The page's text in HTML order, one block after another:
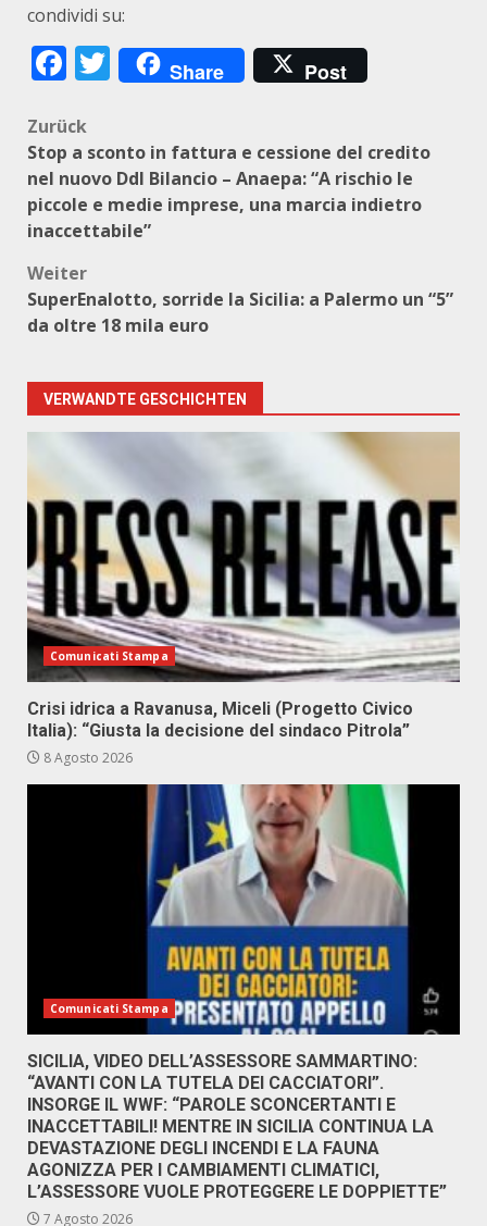
condividi su:
Facebook
Twitter
Share Post
Beitragsnavigation
Zurück
Stop a sconto in fattura e cessione del credito
nel nuovo Ddl Bilancio – Anaepa: “A rischio le
piccole e medie imprese, una marcia indietro
inaccettabile”
Weiter
SuperEnalotto, sorride la Sicilia: a Palermo un “5”
da oltre 18 mila euro
VERWANDTE GESCHICHTEN
Comunicati Stampa
Crisi idrica a Ravanusa, Miceli (Progetto Civico
Italia): “Giusta la decisione del sindaco Pitrola”
8 Agosto 2026
Comunicati Stampa
SICILIA, VIDEO DELL’ASSESSORE SAMMARTINO:
“AVANTI CON LA TUTELA DEI CACCIATORI”.
INSORGE IL WWF: “PAROLE SCONCERTANTI E
INACCETTABILI! MENTRE IN SICILIA CONTINUA LA
DEVASTAZIONE DEGLI INCENDI E LA FAUNA
AGONIZZA PER I CAMBIAMENTI CLIMATICI,
L’ASSESSORE VUOLE PROTEGGERE LE DOPPIETTE”
7 Agosto 2026